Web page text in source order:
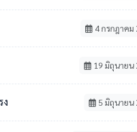
4 กรกฎาคม
19 มิถุนายน
ง 5 มิถุนายน